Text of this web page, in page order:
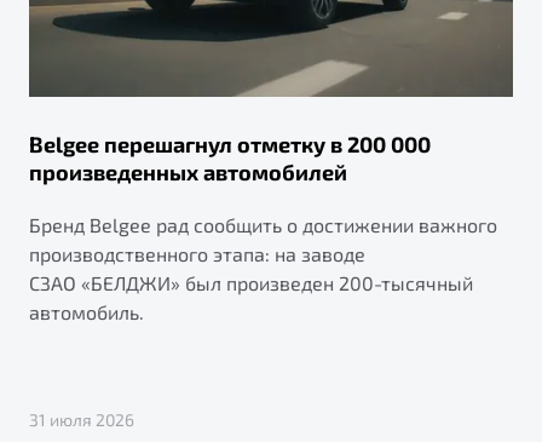
Belgee перешагнул отметку в 200 000
произведенных автомобилей
Бренд Belgee рад сообщить о достижении важного
производственного этапа: на заводе
СЗАО «БЕЛДЖИ» был произведен 200-тысячный
автомобиль.
31 июля 2026